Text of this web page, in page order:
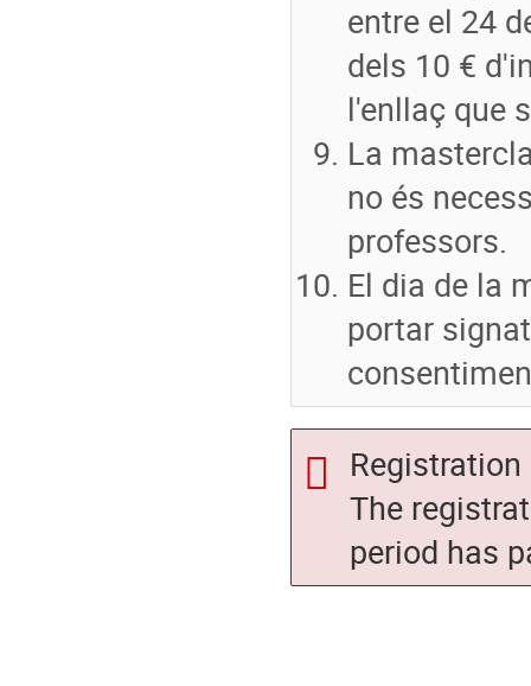
entre el 24
dels 10 €
l'enllaç que
La
no és
professors.
El dia de la
portar
The
period has